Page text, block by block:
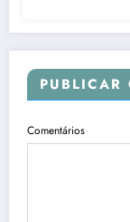
PUBLICAR
Comentários